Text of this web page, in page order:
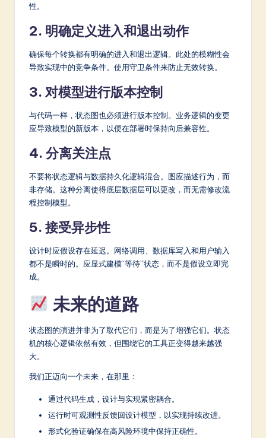
性。
2. 明确定义进入和退出动作
确保每个转换都有明确的进入和退出逻辑。此处的模糊性会
导致实现中的竞争条件。使用守卫条件来防止无效转换。
3. 对模型进行版本控制
与代码一样，状态图也必须进行版本控制。业务逻辑的变更
应导致模型的新版本，以便在部署时保持向后兼容性。
4. 分离关注点
不要将状态逻辑与数据持久化逻辑混合。图应描述行为，而
非存储。这种分离使得底层数据层可以更改，而无需修改流
程控制模型。
5. 接受异步性
设计时应假设存在延迟。网络调用、数据库写入和用户输入
都不是瞬时的。应显式建模“等待”状态，而不是假设立即完
成。
未来的道路
状态图的演进并非为了取代它们，而是为了增强它们。状态
机的核心逻辑依然有效，但围绕它的工具正变得越来越强
大。
我们正迈向一个未来，在那里：
通过代码生成，设计与实现紧密耦合。
运行时可观测性反馈回设计模型，以实现持续改进。
形式化验证确保在高风险环境中保持正确性。